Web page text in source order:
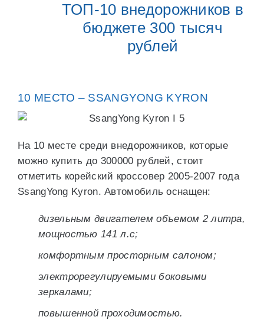
ТОП-10 внедорожников в
бюджете 300 тысяч
рублей
10 МЕСТО – SSANGYONG KYRON
На 10 месте среди внедорожников, которые
можно купить до 300000 рублей, стоит
отметить корейский кроссовер 2005-2007 года
SsangYong Kyron. Автомобиль оснащен:
дизельным двигателем объемом 2 литра,
мощностью 141 л.с;
комфортным просторным салоном;
электрорегулируемыми боковыми
зеркалами;
повышенной проходимостью.